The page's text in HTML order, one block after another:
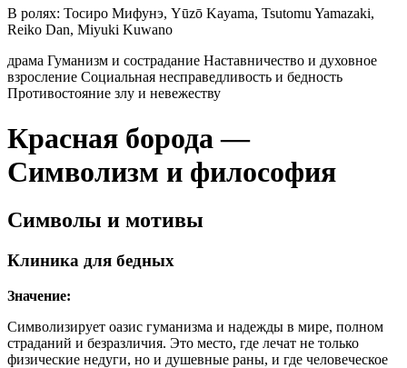
В ролях: Тосиро Мифунэ, Yūzō Kayama, Tsutomu Yamazaki,
Reiko Dan, Miyuki Kuwano
драма Гуманизм и сострадание Наставничество и духовное
взросление Социальная несправедливость и бедность
Противостояние злу и невежеству
Красная борода —
Символизм и философия
Символы и мотивы
Клиника для бедных
Значение:
Символизирует оазис гуманизма и надежды в мире, полном
страданий и безразличия. Это место, где лечат не только
физические недуги, но и душевные раны, и где человеческое